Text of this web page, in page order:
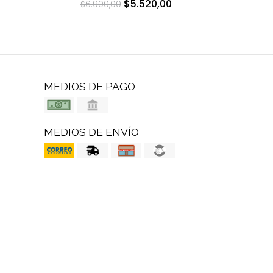
$6.900,00 $5.520,00
MEDIOS DE PAGO
MEDIOS DE ENVÍO